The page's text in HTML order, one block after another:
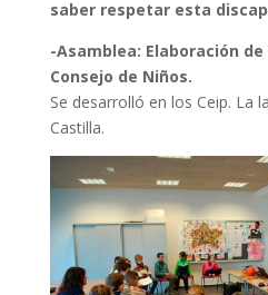
saber respetar esta
-Asamblea: Elaboración
Consejo de Niños.
Se desarrolló en los Ceip. La
Castilla.